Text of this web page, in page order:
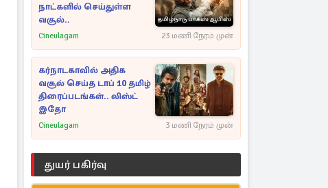
நாட்களில் செய்துள்ள
வசூல்..
Cineulagam 23 மணி நேரம் முன்
கர்நாடகாவில் அதிக
வசூல் செய்த டாப் 10 தமிழ்
திரைப்படங்கள்.. லிஸ்ட்
இதோ
Cineulagam 3 மணி நேரம் முன்
துயர் பகிர்வு